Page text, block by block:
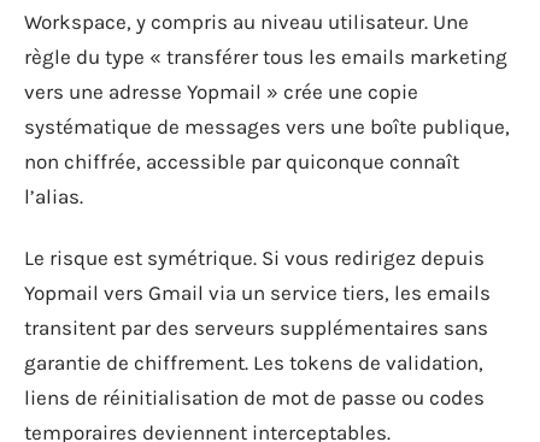
Workspace, y compris au niveau utilisateur. Une
règle du type « transférer tous les emails marketing
vers une adresse Yopmail » crée une copie
systématique de messages vers une boîte publique,
non chiffrée, accessible par quiconque connaît
l’alias.
Le risque est symétrique. Si vous redirigez depuis
Yopmail vers Gmail via un service tiers, les emails
transitent par des serveurs supplémentaires sans
garantie de chiffrement. Les tokens de validation,
liens de réinitialisation de mot de passe ou codes
temporaires deviennent interceptables.